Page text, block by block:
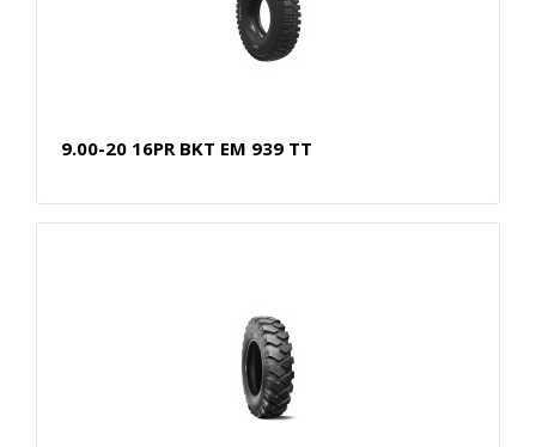
9.00-20 16PR BKT EM 939 TT